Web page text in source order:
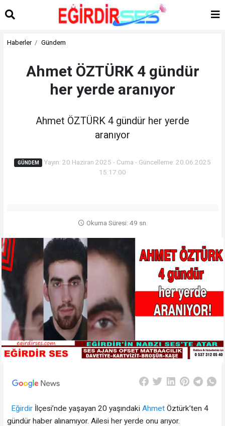
Haberler Gündem
Ahmet ÖZTÜRK 4 gündür
her yerde aranıyor
Ahmet ÖZTÜRK 4 gündür her yerde
aranıyor
GÜNDEM
Yayın: 20 Haziran 2025 - Cuma - Güncelleme: 20.06.2025
15:17:00
Okuma Süresi: 49 sn.
Eğirdirİlçesi’nde yaşayan 20 yaşındaki AhmetÖztürk’ten 4
gündür haber alınamıyor. Ailesi her yerde onu arıyor.